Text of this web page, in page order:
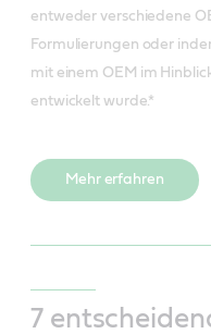
entweder verschiedene
Formulierungen oder
mit einem OEM im
entwickelt wurde.*
Mehr erfahren
7